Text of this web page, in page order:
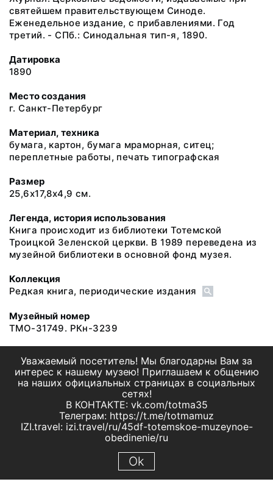
святейшем правительствующем Синоде.
Еженедельное издание, с прибавлениями. Год
третий. - СПб.: Синодальная тип-я, 1890.
Датировка
1890
Место создания
г. Санкт-Петербург
Материал, техника
бумага, картон, бумага мраморная, ситец;
переплетные работы, печать типографская
Размер
25,6х17,8х4,9 см.
Легенда, история использования
Книга происходит из библиотеки Тотемской
Троицкой Зеленской церкви. В 1989 переведена из
музейной библиотеки в основной фонд музея.
Коллекция
Редкая книга, периодические издания
Музейный номер
ТМО-31749. РКн-3239
Уважаемый посетитель! Мы благодарны Вам за
интерес к нашему музею! Приглашаем к общению
на наших официальных страницах в социальных
сетях!
В КОНТАКТЕ: vk.com/totma35
Телеграм: https://t.me/totmamuz
IZI.travel: izi.travel/ru/45df-totemskoe-muzeynoe-
obedinenie/ru
Ok